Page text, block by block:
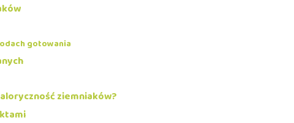
gotowania
ziemniaków?